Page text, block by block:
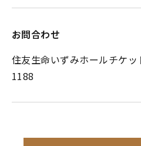
お問合わせ
住友生命いずみホールチケ
1188